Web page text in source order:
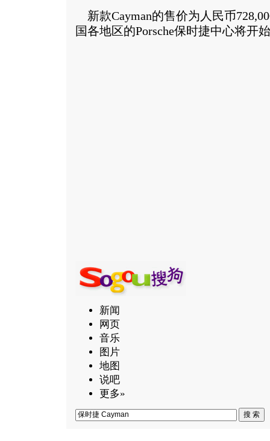
新款Cayman的售价为人民币
国各地区的Porsche保时捷中心将开
新闻
网页
音乐
图片
地图
说吧
更多»